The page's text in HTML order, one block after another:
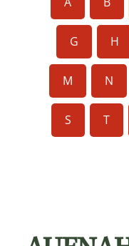
G H
M N
S T